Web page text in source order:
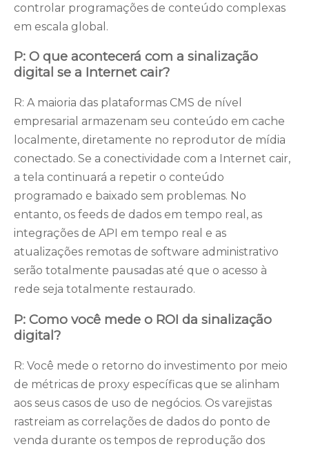
controlar programações de conteúdo complexas
em escala global.
P: O que acontecerá com a sinalização
digital se a Internet cair?
R: A maioria das plataformas CMS de nível
empresarial armazenam seu conteúdo em cache
localmente, diretamente no reprodutor de mídia
conectado. Se a conectividade com a Internet cair,
a tela continuará a repetir o conteúdo
programado e baixado sem problemas. No
entanto, os feeds de dados em tempo real, as
integrações de API em tempo real e as
atualizações remotas de software administrativo
serão totalmente pausadas até que o acesso à
rede seja totalmente restaurado.
P: Como você mede o ROI da sinalização
digital?
R: Você mede o retorno do investimento por meio
de métricas de proxy específicas que se alinham
aos seus casos de uso de negócios. Os varejistas
rastreiam as correlações de dados do ponto de
venda durante os tempos de reprodução dos